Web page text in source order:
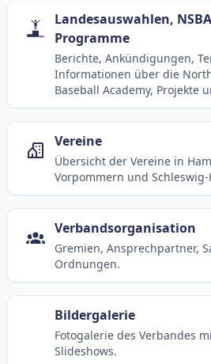
Landesauswahlen,
Programme
Berichte, Ankündigungen,
Informationen über die
Baseball Academy, Projekte
Vereine
Übersicht der Vereine in
Vorpommern und
Verbandsorganisation
Gremien, Ansprechpartner,
Ordnungen.
Bildergalerie
Fotogalerie des Verbandes
Slideshows.